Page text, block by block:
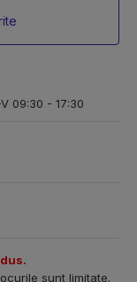
V 09:30 - 17:30
sunt limitate.